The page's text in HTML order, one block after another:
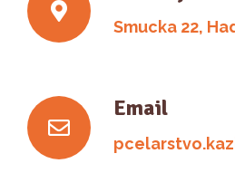
Smucka 22,
Email